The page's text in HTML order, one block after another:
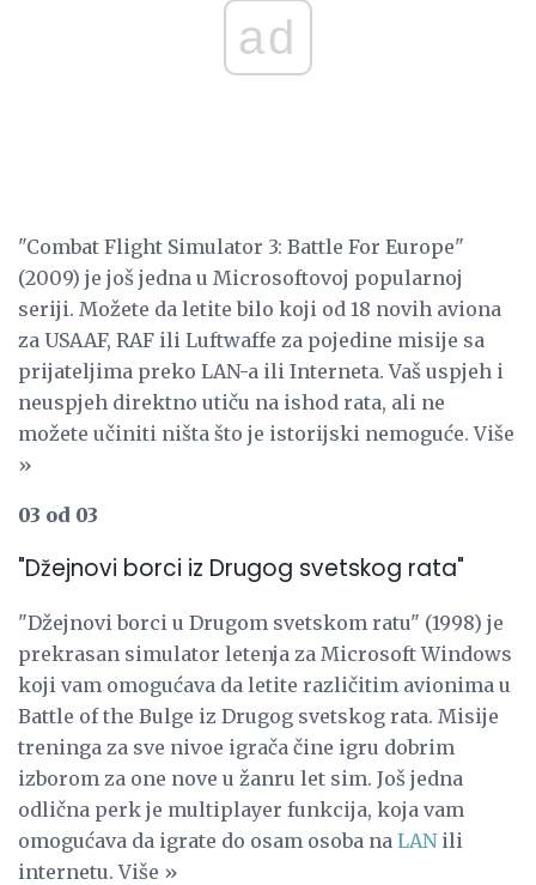
ad
"Combat Flight Simulator 3: Battle For Europe"
(2009) je još jedna u Microsoftovoj popularnoj
seriji. Možete da letite bilo koji od 18 novih aviona
za USAAF, RAF ili Luftwaffe za pojedine misije sa
prijateljima preko LAN-a ili Interneta. Vaš uspjeh i
neuspjeh direktno utiču na ishod rata, ali ne
možete učiniti ništa što je istorijski nemoguće. Više
»
03 od 03
"Džejnovi borci iz Drugog svetskog rata"
"Džejnovi borci u Drugom svetskom ratu" (1998) je
prekrasan simulator letenja za Microsoft Windows
koji vam omogućava da letite različitim avionima u
Battle of the Bulge iz Drugog svetskog rata. Misije
treninga za sve nivoe igrača čine igru ​​dobrim
izborom za one nove u žanru let sim. Još jedna
odlična perk je multiplayer funkcija, koja vam
omogućava da igrate do osam osoba na LANili
internetu. Više »